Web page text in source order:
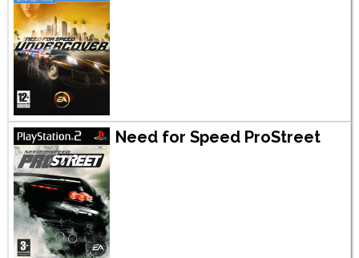
Need for Speed ProStreet